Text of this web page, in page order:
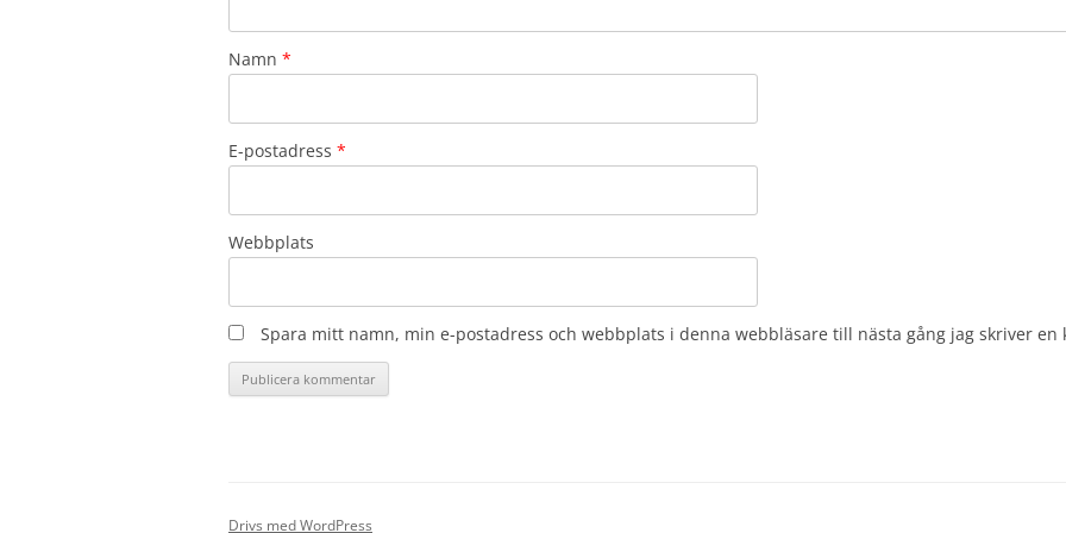
Namn *
E-postadress *
Webbplats
Spara mitt namn, min e-postadress och webbplats i denna webbläsare till nästa gång jag skriver en
Drivs med WordPress